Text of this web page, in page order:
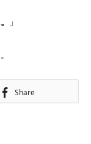
」
Share